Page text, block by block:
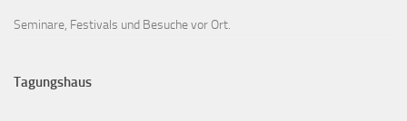
Seminare, Festivals und Besuche vor Ort.
Tagungshaus